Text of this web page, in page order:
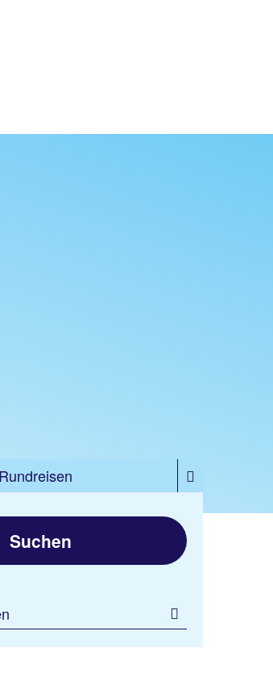
Rundreisen
Suchen